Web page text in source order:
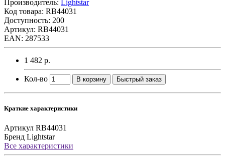
Производитель: Lightstar
Код товара: RB44031
Доступность: 200
Артикул: RB44031
EAN: 287533
1 482 р.
Кол-во В корзину Быстрый заказ
Краткие характеристики
Артикул RB44031
Бренд Lightstar
Все характеристики